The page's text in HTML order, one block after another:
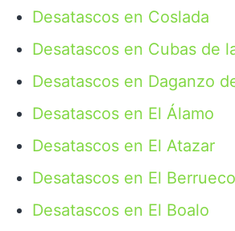
Desatascos en Coslada
Desatascos en Cubas de
Desatascos en Daganzo
Desatascos en El Álamo
Desatascos en El Atazar
Desatascos en El Berrueco
Desatascos en El Boalo